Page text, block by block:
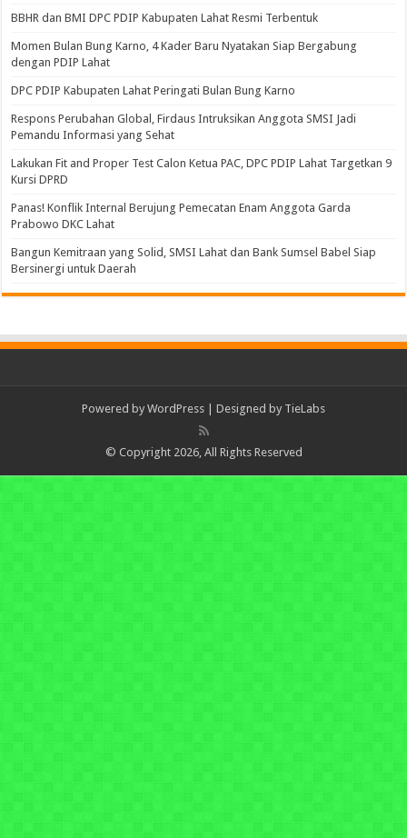
BBHR dan BMI DPC PDIP Kabupaten Lahat Resmi Terbentuk
Momen Bulan Bung Karno, 4 Kader Baru Nyatakan Siap Bergabung
dengan PDIP Lahat
DPC PDIP Kabupaten Lahat Peringati Bulan Bung Karno
Respons Perubahan Global, Firdaus Intruksikan Anggota SMSI Jadi
Pemandu Informasi yang Sehat
Lakukan Fit and Proper Test Calon Ketua PAC, DPC PDIP Lahat Targetkan 9
Kursi DPRD
Panas! Konflik Internal Berujung Pemecatan Enam Anggota Garda
Prabowo DKC Lahat
Bangun Kemitraan yang Solid, SMSI Lahat dan Bank Sumsel Babel Siap
Bersinergi untuk Daerah
Powered by WordPress | Designed by TieLabs
© Copyright 2026, All Rights Reserved